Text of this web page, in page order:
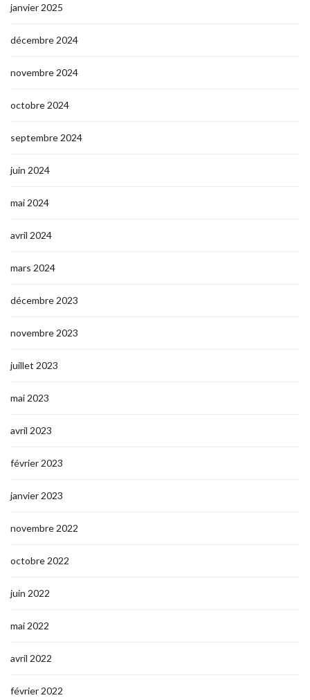
janvier 2025
décembre 2024
novembre 2024
octobre 2024
septembre 2024
juin 2024
mai 2024
avril 2024
mars 2024
décembre 2023
novembre 2023
juillet 2023
mai 2023
avril 2023
février 2023
janvier 2023
novembre 2022
octobre 2022
juin 2022
mai 2022
avril 2022
février 2022